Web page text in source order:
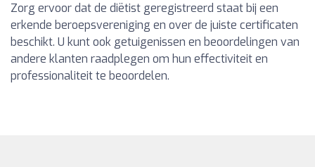
Zorg ervoor dat de diëtist geregistreerd staat bij een
erkende beroepsvereniging en over de juiste certificaten
beschikt. U kunt ook getuigenissen en beoordelingen van
andere klanten raadplegen om hun effectiviteit en
professionaliteit te beoordelen.